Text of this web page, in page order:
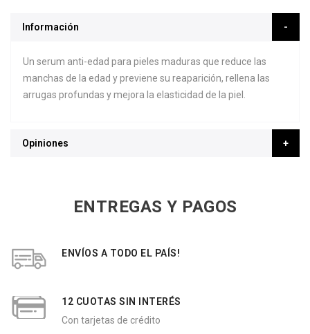
Información
Un serum anti-edad para pieles maduras que reduce las
manchas de la edad y previene su reaparición, rellena las
arrugas profundas y mejora la elasticidad de la piel.
Opiniones
ENTREGAS Y PAGOS
ENVÍOS A TODO EL PAÍS!
12 CUOTAS SIN INTERÉS
Con tarjetas de crédito